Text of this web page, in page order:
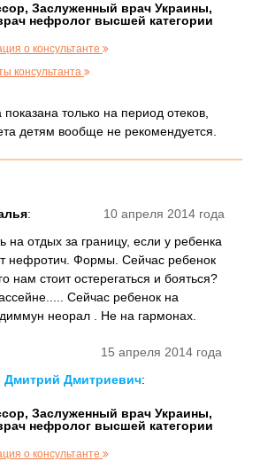
Заслуженный врач Украины,
нефролог высшей категории
о консультанте
консультанта
только на период отеков,
детям вообще не рекомендуется.
10 апреля 2014 года
:
на отдых за границу, если у ребенка
нефротич. Формы. Сейчас ребенок
нам стоит остерегаться и бояться?
Сейчас ребенок на
неорал . Не на гармонах.
15 апреля 2014 года
Дмитрий Дмитриевич:
Заслуженный врач Украины,
нефролог высшей категории
о консультанте